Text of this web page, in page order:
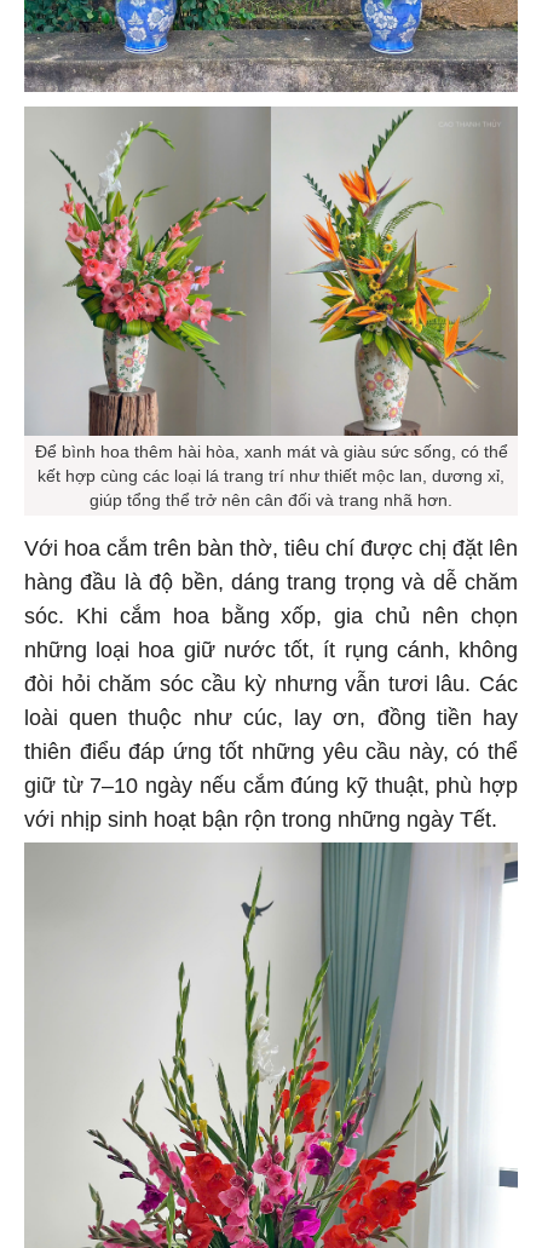
Để bình hoa thêm hài hòa, xanh mát và giàu sức sống, có thể
kết hợp cùng các loại lá trang trí như thiết mộc lan, dương xỉ,
giúp tổng thể trở nên cân đối và trang nhã hơn.
Với hoa cắm trên bàn thờ, tiêu chí được chị đặt lên
hàng đầu là độ bền, dáng trang trọng và dễ chăm
sóc. Khi cắm hoa bằng xốp, gia chủ nên chọn
những loại hoa giữ nước tốt, ít rụng cánh, không
đòi hỏi chăm sóc cầu kỳ nhưng vẫn tươi lâu. Các
loài quen thuộc như cúc, lay ơn, đồng tiền hay
thiên điểu đáp ứng tốt những yêu cầu này, có thể
giữ từ 7–10 ngày nếu cắm đúng kỹ thuật, phù hợp
với nhịp sinh hoạt bận rộn trong những ngày Tết.